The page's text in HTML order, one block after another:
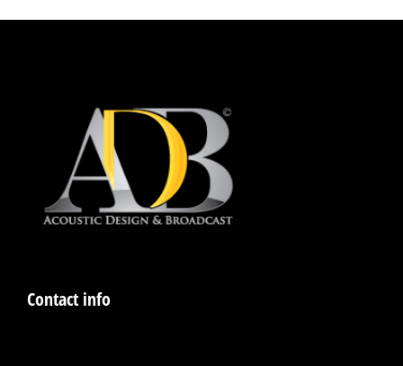
Contact info